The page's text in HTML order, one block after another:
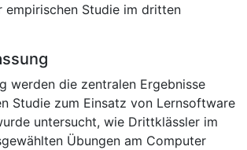
empirischen Studie im dritten
werden die zentralen Ergebnisse
Studie zum Einsatz von Lernsoftware
untersucht, wie Drittklässler im
Übungen am Computer